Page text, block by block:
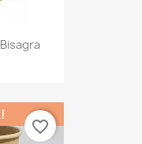
favorite_border